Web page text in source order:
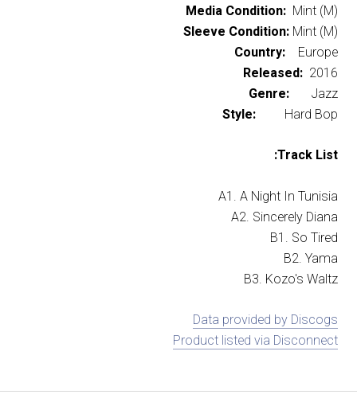
Media Condition: Mint (M)
Sleeve Condition: Mint (M)
Country: Europe
Released: 2016
Genre: Jazz
Style: Hard Bop
Track List:
A1. A Night In Tunisia
A2. Sincerely Diana
B1. So Tired
B2. Yama
B3. Kozo's Waltz
Data provided by Discogs
Product listed via Disconnect